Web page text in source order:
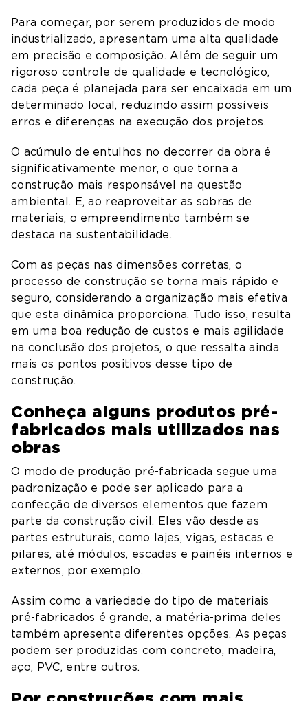
Para começar, por serem produzidos de modo
industrializado, apresentam uma alta qualidade
em precisão e composição. Além de seguir um
rigoroso controle de qualidade e tecnológico,
cada peça é planejada para ser encaixada em um
determinado local, reduzindo assim possíveis
erros e diferenças na execução dos projetos.
O acúmulo de entulhos no decorrer da obra é
significativamente menor, o que torna a
construção mais responsável na questão
ambiental. E, ao reaproveitar as sobras de
materiais, o empreendimento também se
destaca na sustentabilidade.
Com as peças nas dimensões corretas, o
processo de construção se torna mais rápido e
seguro, considerando a organização mais efetiva
que esta dinâmica proporciona. Tudo isso, resulta
em uma boa redução de custos e mais agilidade
na conclusão dos projetos, o que ressalta ainda
mais os pontos positivos desse tipo de
construção.
Conheça alguns produtos pré-
fabricados mais utilizados nas
obras
O modo de produção pré-fabricada segue uma
padronização e pode ser aplicado para a
confecção de diversos elementos que fazem
parte da construção civil. Eles vão desde as
partes estruturais, como lajes, vigas, estacas e
pilares, até módulos, escadas e painéis internos e
externos, por exemplo.
Assim como a variedade do tipo de materiais
pré-fabricados é grande, a matéria-prima deles
também apresenta diferentes opções. As peças
podem ser produzidas com concreto, madeira,
aço, PVC, entre outros.